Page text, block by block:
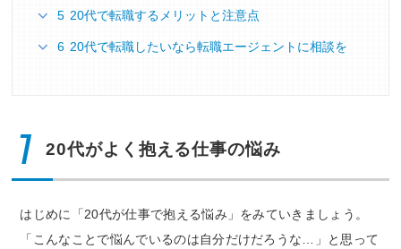
5 20代で転職するメリットと注意点
6 20代で転職したいなら転職エージェントに相談を
1 20代がよく抱える仕事の悩み
はじめに「20代が仕事で抱える悩み」をみていきましょう。
「こんなことで悩んでいるのは自分だけだろうな…」と思って